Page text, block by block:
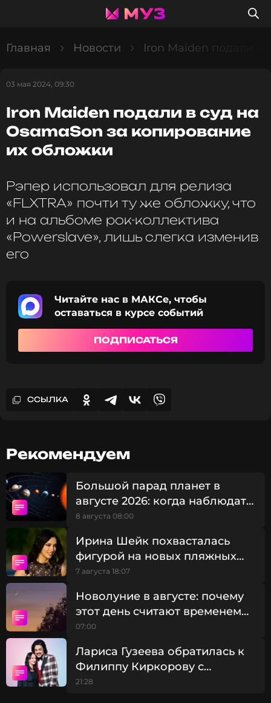
Главная Новости Iron Maiden подали в
03 мая 2024, 09:30
Iron Maiden подали в суд на
OsamaSon за копирование
их обложки
Рэпер использовал для релиза
«FLXTRA» почти ту же обложку, что
и на альбоме рок-коллектива
«Powerslave», лишь слегка изменив
его
Читайте нас в МАКСе, чтобы
оставаться в курсе событий
ПОДПИСАТЬСЯ
ССЫЛКА
Рекомендуем
Большой парад планет в
августе 2026: когда наблюдать
редкое небесное явление
8 августа 08:00
Ирина Шейк похвасталась
фигурой на новых пляжных
кадрах
7 августа 18:07
Новолуние в августе: почему
этот день считают временем
больших перемен
07:00
Лариса Гузеева обратилась к
Филиппу Киркорову с
просьбой о помощи
21:28